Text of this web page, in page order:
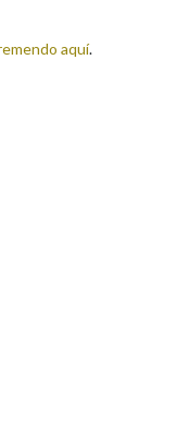
de
Academia
o seu correo
de carácter
aquí.